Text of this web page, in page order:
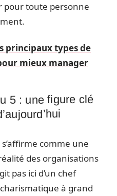
pour toute personne
principaux types de
mieux manager
5 : une figure clé
s’affirme comme une
des organisations
pas ici d’un chef
à grand